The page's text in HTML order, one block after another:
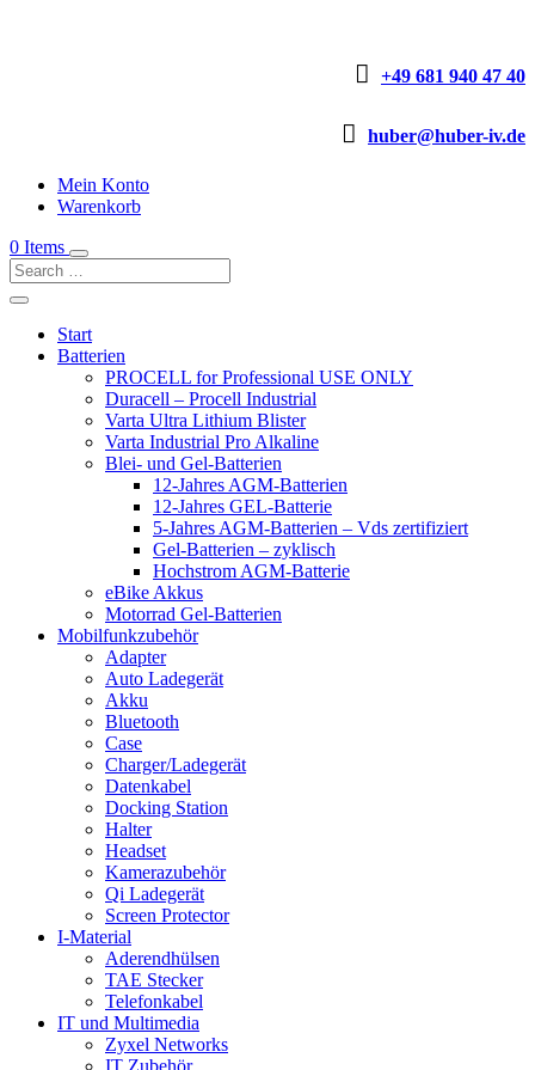
 +49 681 940 47 40
 huber@huber-iv.de
Mein Konto
Warenkorb
0 Items
Start
Batterien
PROCELL for Professional USE ONLY
Duracell – Procell Industrial
Varta Ultra Lithium Blister
Varta Industrial Pro Alkaline
Blei- und Gel-Batterien
12-Jahres AGM-Batterien
12-Jahres GEL-Batterie
5-Jahres AGM-Batterien – Vds zertifiziert
Gel-Batterien – zyklisch
Hochstrom AGM-Batterie
eBike Akkus
Motorrad Gel-Batterien
Mobilfunkzubehör
Adapter
Auto Ladegerät
Akku
Bluetooth
Case
Charger/Ladegerät
Datenkabel
Docking Station
Halter
Headset
Kamerazubehör
Qi Ladegerät
Screen Protector
I-Material
Aderendhülsen
TAE Stecker
Telefonkabel
IT und Multimedia
Zyxel Networks
IT Zubehör